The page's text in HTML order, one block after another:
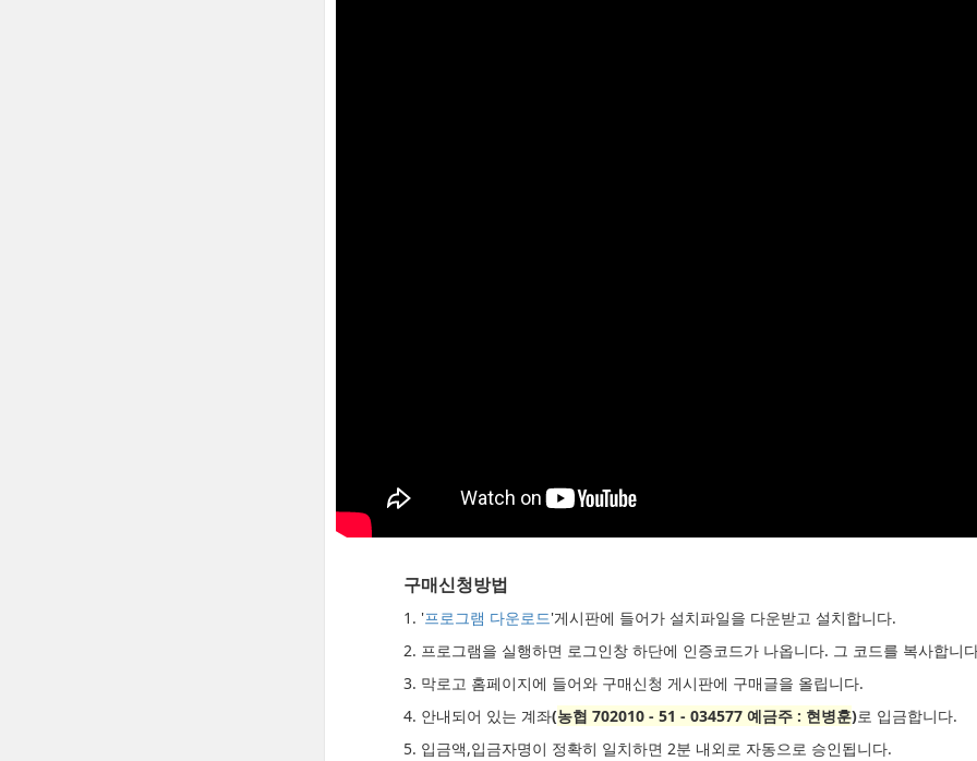
구매신청방법
1. '프로그램 다운로드'게시판에 들어가 설치파일을 다운받고 설치합니다.
2. 프로그램을 실행하면 로그인창 하단에 인증코드가 나옵니다. 그 코드를 복사합니
3. 막로고 홈페이지에 들어와 구매신청 게시판에 구매글을 올립니다.
4. 안내되어 있는 계좌(농협 702010 - 51 - 034577 예금주 : 현병훈)로 입금합니다.
5. 입금액,입금자명이 정확히 일치하면 2분 내외로 자동으로 승인됩니다.